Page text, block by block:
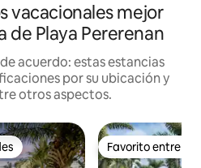
vacacionales mejor
de Playa Pererenan
acuerdo: estas estancias
por su ubicación y
otros aspectos.
entre huéspedes Favorito entre
Favorito entre